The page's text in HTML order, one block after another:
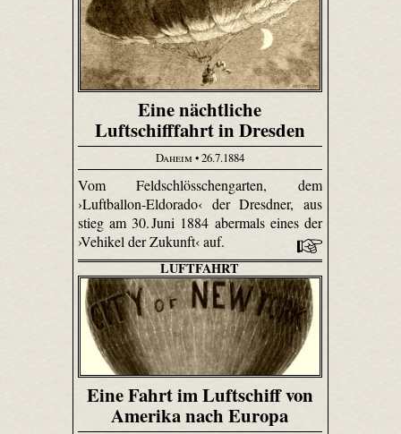
Eine nächtliche
Luftschifffahrt in Dresden
Daheim • 26.7.1884
Vom Feld­schlösschen­garten, dem
›Luftballon-Eldorado‹ der Dresdner, aus
stieg am 30. Juni 1884 abermals eines der
›Vehikel der Zukunft‹ auf.
LUFTFAHRT
Eine Fahrt im Luftschiff von
Amerika nach Europa